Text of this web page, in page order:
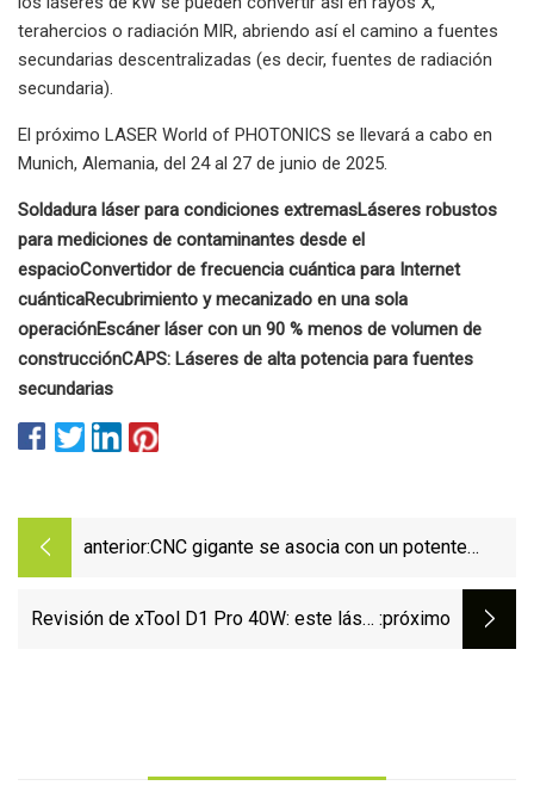
terahercios o radiación MIR, abriendo así el camino a fuentes
secundarias descentralizadas (es decir, fuentes de radiación
secundaria).
El próximo LASER World of PHOTONICS se llevará a cabo en
Munich, Alemania, del 24 al 27 de junio de 2025.
Soldadura láser para condiciones extremasLáseres robustos
para mediciones de contaminantes desde el
espacioConvertidor de frecuencia cuántica para Internet
cuánticaRecubrimiento y mecanizado en una sola
operaciónEscáner láser con un 90 % menos de volumen de
construcciónCAPS: Láseres de alta potencia para fuentes
secundarias
anterior:CNC gigante se asocia con un potente
Revisión de xTool D1 Pro 40W: este láser :próximo